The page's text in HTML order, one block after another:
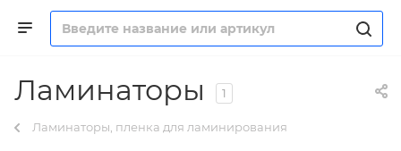
Ламинаторы 1
Ламинаторы, пленка для ламинирования